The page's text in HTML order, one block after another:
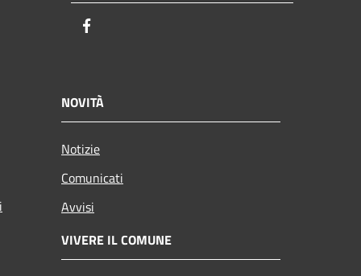
NOVITÀ
Notizie
Comunicati
Avvisi
VIVERE IL COMUNE